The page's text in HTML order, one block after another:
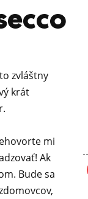
zvláštny
krát
mi
Ak
Bude sa